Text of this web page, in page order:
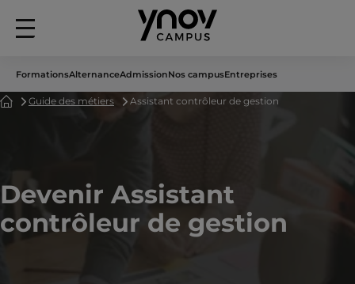
Menu
FormationsAlternanceAdmissionNos campusEntreprises
AccueilGuide des métiers Assistant contrôleur de gestion
Devenir Assistant
contrôleur de gestion